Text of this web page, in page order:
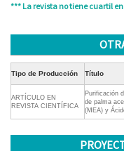
*** La revista no tiene cuartil
Tipo de Producción Título
ARTÍCULO EN
REVISTA CIENTÍFICA
Purificación
de palma
(MEA) y